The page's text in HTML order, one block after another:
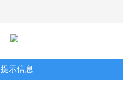
提示信息